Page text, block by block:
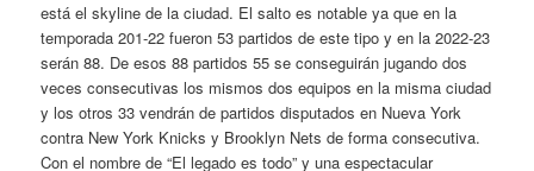
está el skyline de la ciudad. El salto es notable ya que en la
temporada 201-22 fueron 53 partidos de este tipo y en la 2022-23
serán 88. De esos 88 partidos 55 se conseguirán jugando dos
veces consecutivas los mismos dos equipos en la misma ciudad
y los otros 33 vendrán de partidos disputados en Nueva York
contra New York Knicks y Brooklyn Nets de forma consecutiva.
Con el nombre de “El legado es todo” y una espectacular